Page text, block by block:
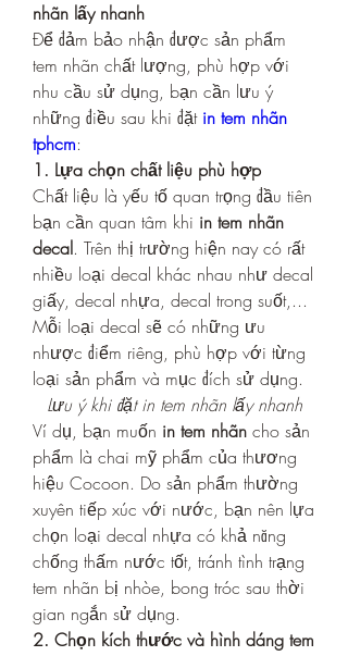
nhãn lấy nhanh
Để đảm bảo nhận được sản phẩm
tem nhãn chất lượng, phù hợp với
nhu cầu sử dụng, bạn cần lưu ý
những điều sau khi đặt in tem nhãn
tphcm:
1. Lựa chọn chất liệu phù hợp
Chất liệu là yếu tố quan trọng đầu tiên
bạn cần quan tâm khi in tem nhãn
decal. Trên thị trường hiện nay có rất
nhiều loại decal khác nhau như decal
giấy, decal nhựa, decal trong suốt,...
Mỗi loại decal sẽ có những ưu
nhược điểm riêng, phù hợp với từng
loại sản phẩm và mục đích sử dụng.
Lưu ý khi đặt in tem nhãn lấy nhanh
Ví dụ, bạn muốn in tem nhãn cho sản
phẩm là chai mỹ phẩm của thương
hiệu Cocoon. Do sản phẩm thường
xuyên tiếp xúc với nước, bạn nên lựa
chọn loại decal nhựa có khả năng
chống thấm nước tốt, tránh tình trạng
tem nhãn bị nhòe, bong tróc sau thời
gian ngắn sử dụng.
2. Chọn kích thước và hình dáng tem